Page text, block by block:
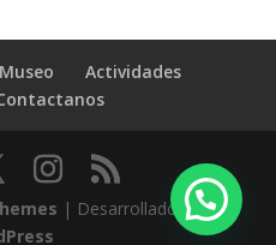
Museo
Actividades
| Desarrollado por